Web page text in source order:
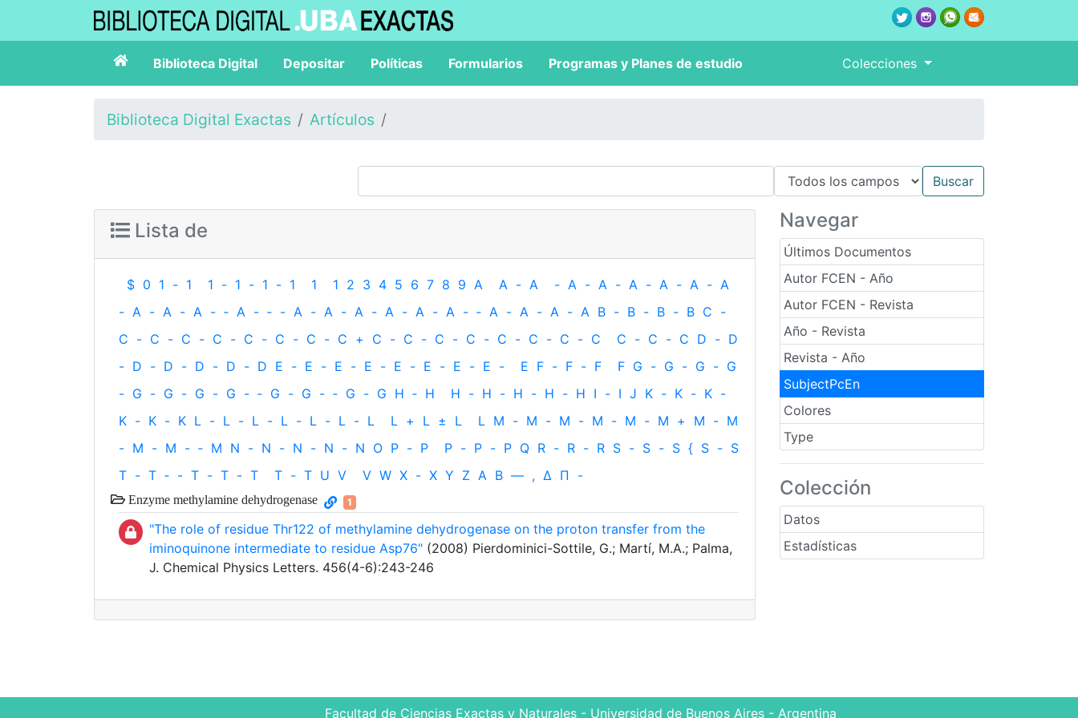
Biblioteca Digital Depositar Políticas Formularios Programas y Planes de estudio Colecciones
Biblioteca Digital Exactas Artículos
Navegar
Últimos Documentos
Autor FCEN - Año
Autor FCEN - Revista
Año - Revista
Revista - Año
SubjectPcEn
Colores
Type
Colección
Datos
Estadísticas
Lista de
$ 0 1 - 1 1 - 1 - 1 - 1 1 1 2 3 4 5 6 7 8 9 A A - A - A - A - A - A - A - A
- A - A - A - ‐ A - ‐ - A - A - A - A - A - A - ‐ A - A - A - A B - B - B - B C -
C - C - C - C - C - C - C - C + C - C - C - C - C - C - C - C C - C - C D - D
- D - D - D - D - D E - E - E - E - E - E - E - E - E F - F - F F G - G - G - G
- G - G - G - G - ‐ G - G - ‐ G - G H ‐ H H - H - H - H - H I - I J K - K - K -
K - K - K L - L - L - L - L - L - L L + L ± L L M - M - M - M - M - M + M - M
- M - M - ‐ M N - N - N - N - N O P - P P - P - P Q R - R - R S - S - S { S - S
T - T ‐ - T - T - T T - T U V V W X - X Y Z Α Β — , Δ Π -
Enzyme methylamine dehydrogenase 1
"The role of residue Thr122 of methylamine dehydrogenase on the proton transfer from the
iminoquinone intermediate to residue Asp76" (2008) Pierdominici-Sottile, G.; Martí, M.A.; Palma,
J. Chemical Physics Letters. 456(4-6):243-246
Facultad de Ciencias Exactas y Naturales - Universidad de Buenos Aires - Argentina